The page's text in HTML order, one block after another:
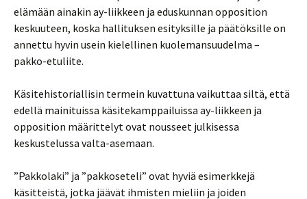
elämään ainakin ay-liikkeen ja eduskunnan opposition
keskuuteen, koska hallituksen esityksille ja päätöksille on
annettu hyvin usein kielellinen kuolemansuudelma –
pakko-etuliite.
Käsitehistoriallisin termein kuvattuna vaikuttaa siltä, että
edellä mainituissa käsitekamppailuissa ay-liikkeen ja
opposition määrittelyt ovat nousseet julkisessa
keskustelussa valta-asemaan.
”Pakkolaki” ja ”pakkoseteli” ovat hyviä esimerkkejä
käsitteistä, jotka jäävät ihmisten mieliin ja joiden